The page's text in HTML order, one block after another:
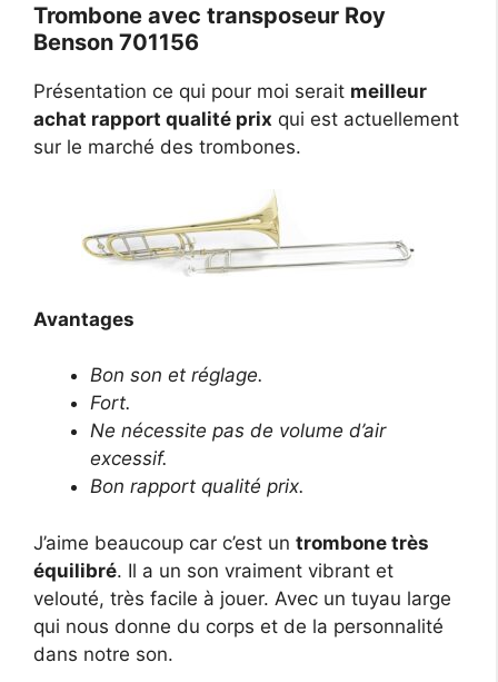
Trombone avec transposeur Roy
Benson 701156
Présentation ce qui pour moi serait meilleur
achat rapport qualité prix qui est actuellement
sur le marché des trombones.
Avantages
Bon son et réglage.
Fort.
Ne nécessite pas de volume d’air
excessif.
Bon rapport qualité prix.
J’aime beaucoup car c’est un trombone très
équilibré. Il a un son vraiment vibrant et
velouté, très facile à jouer. Avec un tuyau large
qui nous donne du corps et de la personnalité
dans notre son.